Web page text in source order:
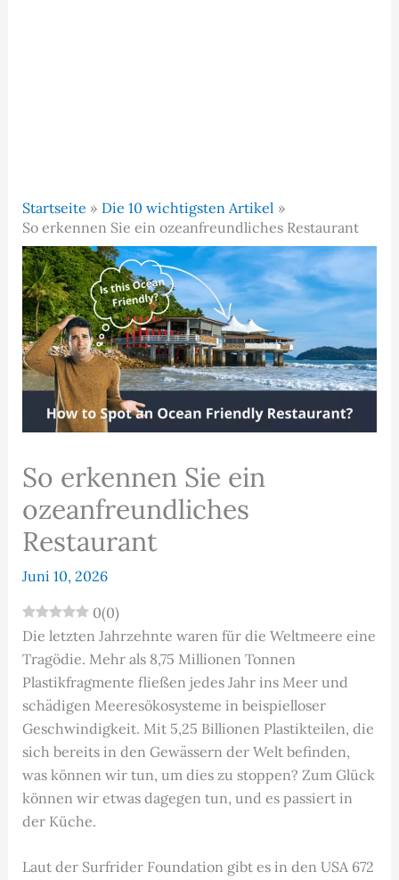
Startseite
Die 10 wichtigsten Artikel
So erkennen Sie ein ozeanfreundliches Restaurant
So erkennen Sie ein
ozeanfreundliches
Restaurant
Juni 10, 2026
0(0)
Die letzten Jahrzehnte waren für die Weltmeere eine
Tragödie. Mehr als 8,75 Millionen Tonnen
Plastikfragmente fließen jedes Jahr ins Meer und
schädigen Meeresökosysteme in beispielloser
Geschwindigkeit. Mit 5,25 Billionen Plastikteilen, die
sich bereits in den Gewässern der Welt befinden,
was können wir tun, um dies zu stoppen? Zum Glück
können wir etwas dagegen tun, und es passiert in
der Küche.
Laut der Surfrider Foundation gibt es in den USA 672